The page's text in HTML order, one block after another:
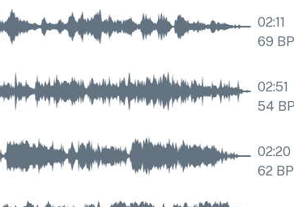
02:11
69
02:51
54
02:20
62